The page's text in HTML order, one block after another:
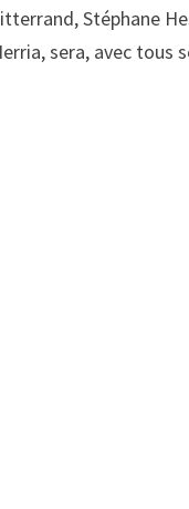
Stéphane
sera, avec